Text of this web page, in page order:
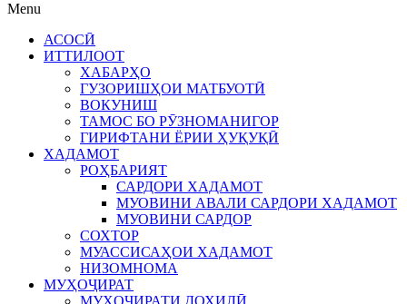
Menu
АСОСӢ
ИТТИЛООТ
ХАБАРҲО
ГУЗОРИШҲОИ МАТБУОТӢ
ВОКУНИШ
ТАМОС БО РӮЗНОМАНИГОР
ГИРИФТАНИ ЁРИИ ҲУҚУҚӢ
ХАДАМОТ
РОҲБАРИЯТ
САРДОРИ ХАДАМОТ
МУОВИНИ АВАЛИ САРДОРИ ХАДАМОТ
МУОВИНИ САРДОР
СОХТОР
МУАССИСАҲОИ ХАДАМОТ
НИЗОМНОМА
МУҲОҶИРАТ